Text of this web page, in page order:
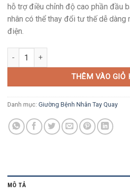
hỗ trợ điều chỉnh độ cao phần đầu
nhân có thể thay đổi tư thế dễ dàng
điện.
Lucass GB-1 Giường Bệnh Nhân 1 Tay
THÊM VÀO GIỎ
Danh mục: Giường Bệnh Nhân Tay Quay
MÔ TẢ